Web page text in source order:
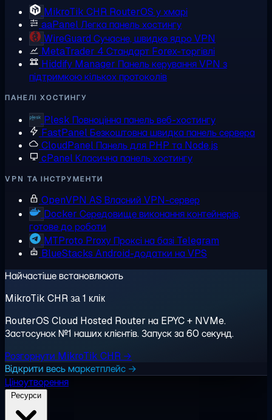
MikroTik CHR RouterOS у хмарі
aaPanelЛегка панель хостингу
WireGuard Сучасне, швидке ядро VPN
MetaTrader 4 Стандарт Forex-торгівлі
Hiddify Manager Панель керування VPN з
підтримкою кількох протоколів
ПАНЕЛІ ХОСТИНГУ
Plesk Повноцінна панель веб-хостингу
FastPanelБезкоштовна швидка панель сервера
CloudPanel Панель для PHP та Node.js
cPanelКласична панель хостингу
VPN ТА ІНСТРУМЕНТИ
OpenVPN AS Власний VPN-сервер
Docker Середовище виконання контейнерів,
готове до роботи
MTProto Proxy Проксі на базі Telegram
BlueStacks Android-додатки на VPS
Найчастіше встановлюють
MikroTik CHR за 1 клік
RouterOS Cloud Hosted Router на EPYC + NVMe.
Застосунок №1 наших клієнтів. Запуск за 60 секунд.
Розгорнути MikroTik CHR →
Відкрити весь маркетплейс →
Ціноутворення